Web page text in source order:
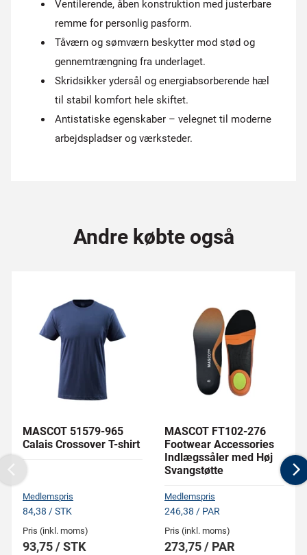
Ventilerende, åben konstruktion med justerbare
remme for personlig pasform.
Tåværn og sømværn beskytter mod stød og
gennemtrængning fra underlaget.
Skridsikker ydersål og energiabsorberende hæl
til stabil komfort hele skiftet.
Antistatiske egenskaber – velegnet til moderne
arbejdspladser og værksteder.
Andre købte også
MASCOT 51579-965
Calais Crossover T-shirt
Medlemspris
84,38 / STK
Pris (inkl. moms)
93,75 / STK
MASCOT FT102-276
Footwear Accessories
Indlægssåler med Høj
Svangstøtte
Medlemspris
246,38 / PAR
Pris (inkl. moms)
273,75 / PAR
Previous